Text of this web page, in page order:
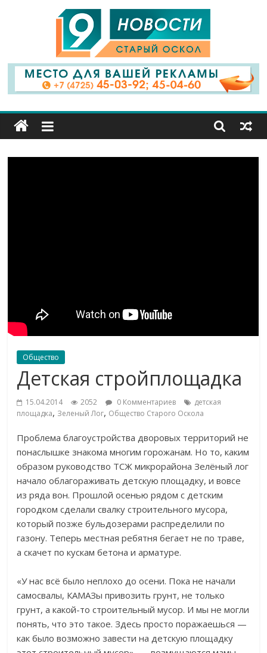
9
Канал
Старый
Общество
Детская стройплощадка
15.04.2014 2052 0 Комментариев
детская
площадка, Зеленый Лог, Общество Старого Оскола
Проблема благоустройства дворовых территорий не
понаслышке знакома многим горожанам. Но то, каким
образом руководство ТСЖ микрорайона Зелёный лог
начало облагораживать детскую площадку, и вовсе
из ряда вон. Прошлой осенью рядом с детским
городком сделали свалку строительного мусора,
который позже бульдозерами распределили по
газону. Теперь местная ребятня бегает не по траве,
а скачет по кускам бетона и арматуре.
«У нас всё было неплохо до осени. Пока не начали
самосвалы, КАМАЗы привозить грунт, не только
грунт, а какой-то строительный мусор. И мы не могли
понять, что это такое. Здесь просто поражаешься —
как было возможно завести на детскую площадку